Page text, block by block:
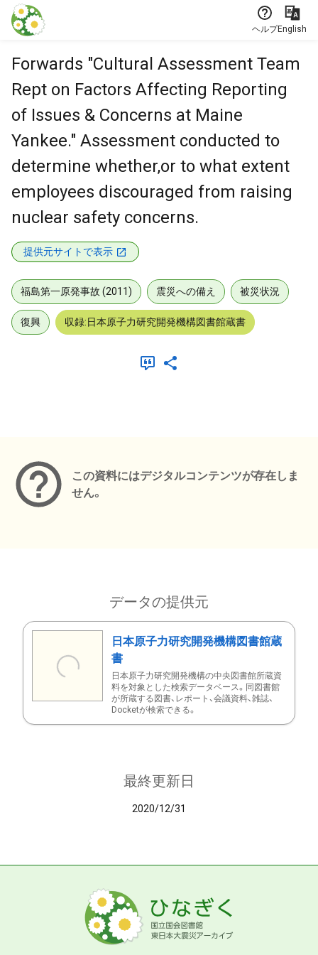
本文に飛ぶ
ヘルプEnglish
Forwards "Cultural Assessment Team
Rept on Factors Affecting Reporting
of Issues & Concerns at Maine
Yankee." Assessment conducted to
determine whether,or to what extent
employees discouraged from raising
nuclear safety concerns.
提供元サイトで表示
福島第一原発事故 (2011) 震災への備え 被災状況
復興 収録:日本原子力研究開発機構図書館蔵書
この資料にはデジタルコンテンツが存在しま
せん。
データの提供元
日本原子力研究開発機構図書館蔵
書
日本原子力研究開発機構の中央図書館所蔵資
料を対象とした検索データベース。同図書館
が所蔵する図書、レポート、会議資料、雑誌、
Docketが検索できる。
最終更新日
2020/12/31